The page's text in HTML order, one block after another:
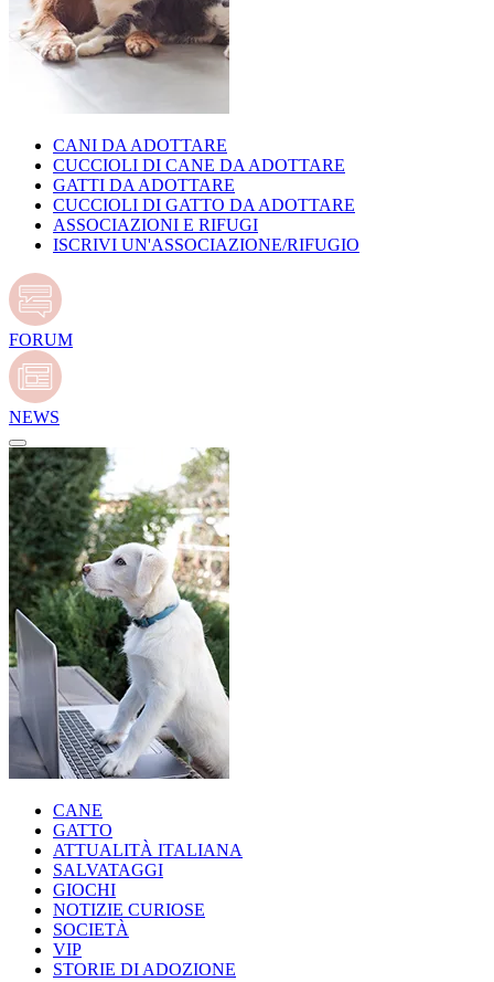
CANI DA ADOTTARE
CUCCIOLI DI CANE DA ADOTTARE
GATTI DA ADOTTARE
CUCCIOLI DI GATTO DA ADOTTARE
ASSOCIAZIONI E RIFUGI
ISCRIVI UN'ASSOCIAZIONE/RIFUGIO
FORUM
NEWS
CANE
GATTO
ATTUALITÀ ITALIANA
SALVATAGGI
GIOCHI
NOTIZIE CURIOSE
SOCIETÀ
VIP
STORIE DI ADOZIONE